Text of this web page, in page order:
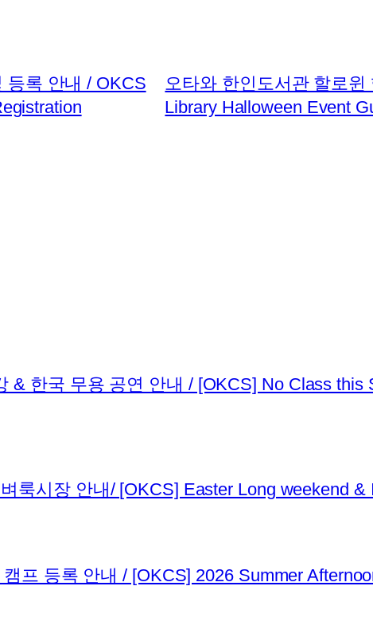
등록 안내 / OKCS
오타와 한인도서관 할로윈
Library Halloween Event
& 한국 무용 공연 안내 / [OKCS] No Class this
룩시장 안내/ [OKCS] Easter Long weekend &
프 등록 안내 / [OKCS] 2026 Summer